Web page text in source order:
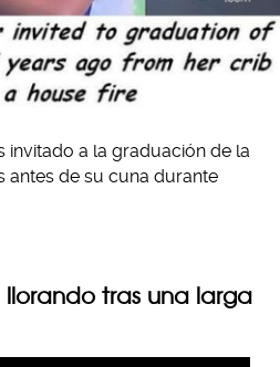
invitado a la graduación de la
antes de su cuna durante
tras una larga